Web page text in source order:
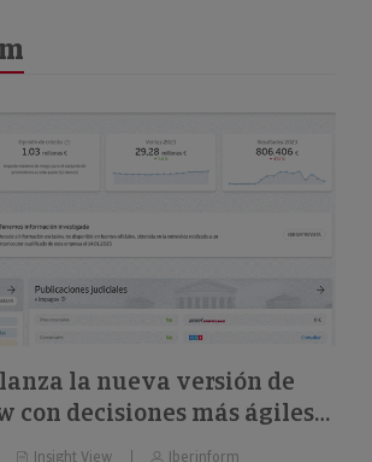
la nueva versión de
con decisiones más ágiles
de empresas y
Insight View Iberinform